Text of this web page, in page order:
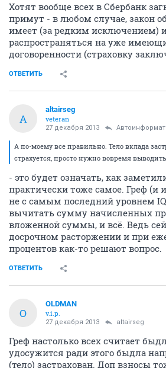
Хотят вообще всех в Сбербанк
примут - в любом случае, закон
имеет (за редким исключением)
распространяться на уже
договоренности (страховку
ОТВЕТИТЬ
A
altairseg
veteran
27 декабря 2013
А по-моему все правильно. Тело вклада
страхуется, просто нужно вовремя
- это будет означать, как
практически тоже самое. Греф
не с самым последний уровнем
вычитать сумму начисленных
вложенной суммы, и всё. Ведь
досрочном расторжении и при
процентов как-то решают вопрос.
ОТВЕТИТЬ
O
OLDMAN
v.i.p.
27 декабря 2013 altairseg
Греф настолько всех считает
удосужится ради этого быдла
(тело) застрахован. Доп взносы